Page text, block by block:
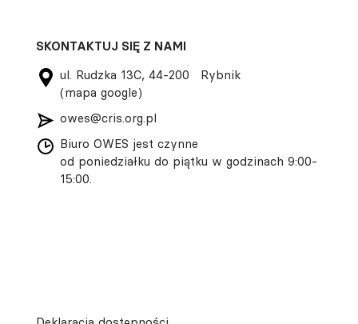
SKONTAKTUJ SIĘ Z NAMI
ul. Rudzka 13C, 44-200 Rybnik
(mapa google)
owes@cris.org.pl
Biuro OWES jest czynne
od poniedziałku do piątku w godzinach 9:00-
15:00.